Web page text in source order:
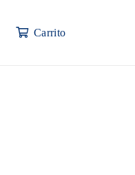
Carrito